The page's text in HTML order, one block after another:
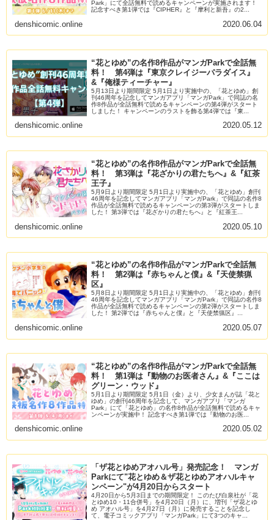
Park」にて全話無料で読めるキャンペーンが実施されます！
記念すべき第1弾では『CIPHER』と『摩利と新吾』の2...
denshicomic.online 2020.06.04
“花とゆめ”の名作8作品がマンガParkで全話無
料！ 第4弾は『東京クレイジーパラダイス』
&『俺様ティーチャー』
5月13日より期間限定 5月1日より実施中の、「花とゆめ」創
刊46周年を記念してマンガアプリ「マンガPark」で同誌の名
作8作品が全話無料で読めるキャンペーンの第4弾がスタート
しました！ キャンペーンのラストを飾る第4弾では『東...
denshicomic.online 2020.05.12
“花とゆめ”の名作8作品がマンガParkで全話無
料！ 第3弾は『花ざかりの君たちへ』&『紅茶
王子』
5月9日より期間限定 5月1日より実施中の、「花とゆめ」創刊
46周年を記念してマンガアプリ「マンガPark」で同誌の名作8
作品が全話無料で読めるキャンペーンの第3弾がスタートしま
した！ 第3弾では『花ざかりの君たちへ』と『紅茶王...
denshicomic.online 2020.05.10
“花とゆめ”の名作8作品がマンガParkで全話無
料！ 第2弾は『赤ちゃんと僕』&『天使禁猟
区』
5月8日より期間限定 5月1日より実施中の、「花とゆめ」創刊
46周年を記念してマンガアプリ「マンガPark」で同誌の名作8
作品が全話無料で読めるキャンペーンの第2弾がスタートしま
した！ 第2弾では『赤ちゃんと僕』と『天使禁猟区』...
denshicomic.online 2020.05.07
“花とゆめ”の名作8作品がマンガParkで全話無
料！ 第1弾は『動物のお医者さん』&『ここは
グリーン・ウッド』
5月1日より期間限定 5月1日（金）より、少女まんが誌「花と
ゆめ」の創刊46周年を記念して、マンガアプリ「マンガ
Park」にて「花とゆめ」の名作8作品が全話無料で読めるキャ
ンペーンが実施中！ 記念すべき第1弾では『動物のお医...
denshicomic.online 2020.05.02
「ザ花とゆめアオハル号」発売記念！ マンガ
Parkにて"花とゆめ＆ザ花とゆめアオハルキャ
ンペーン"が4月20日からスタート
4月20日から5月3日までの期間限定！ このたび白泉社が「花
とゆめ10・11合併号」を4月20日（月）に、増刊「ザ花とゆ
め アオハル号」を4月27日（月）に発売することを記念し
て、電子コミックアプリ「マンガPark」にて3つのキャ...